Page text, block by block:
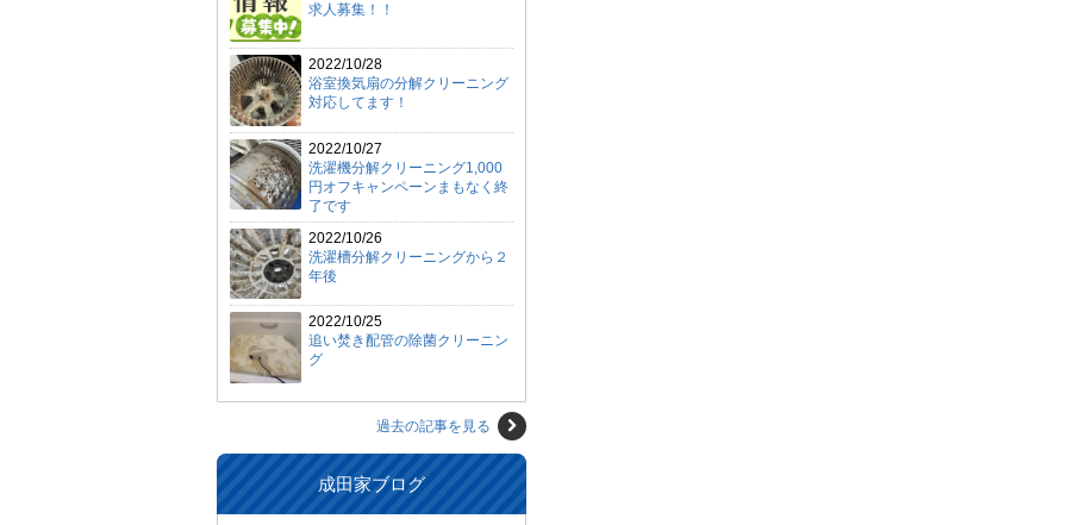
求人募集！！
2022/10/28
浴室換気扇の分解クリーニング
対応してます！
2022/10/27
洗濯機分解クリーニング1,000
円オフキャンペーンまもなく終
了です
2022/10/26
洗濯槽分解クリーニングから２
年後
2022/10/25
追い焚き配管の除菌クリーニン
グ
過去の記事を見る
成田家ブログ